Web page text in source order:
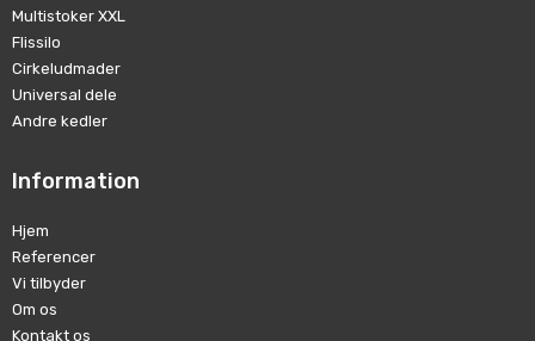
Multistoker XXL
Flissilo
Cirkeludmader
Universal dele
Andre kedler
Information
Hjem
Referencer
Vi tilbyder
Om os
Kontakt os